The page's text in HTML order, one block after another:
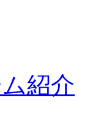
紹介